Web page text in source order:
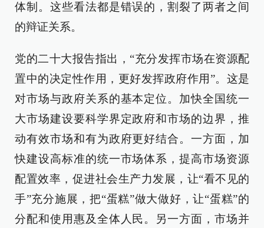
体制。这些看法都是错误的，割裂了两者之间
的辩证关系。
党的二十大报告指出，“充分发挥市场在资源配
置中的决定性作用，更好发挥政府作用”。这是
对市场与政府关系的基本定位。加快全国统一
大市场建设要科学界定政府和市场的边界，推
动有效市场和有为政府更好结合。一方面，加
快建设高标准的统一市场体系，提高市场资源
配置效率，促进社会生产力发展，让“看不见的
手”充分施展，把“蛋糕”做大做好，让“蛋糕”的
分配和使用惠及全体人民。另一方面，市场并